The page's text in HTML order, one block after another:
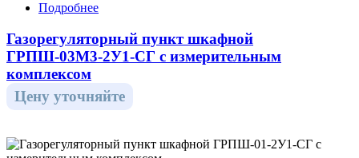
Подробнее
Газорегуляторный пункт шкафной
ГРПШ-03М3-2У1-СГ с измерительным
комплексом
Цену уточняйте